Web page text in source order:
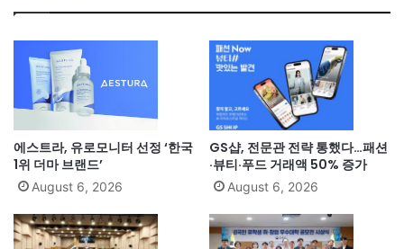
에스트라, 유로모니터 선정 ‘한국
1위 더마 브랜드’
August 6, 2026
GS샵, 전문관 전략 통했다…패션
·뷰티·푸드 거래액 50% 증가
August 6, 2026